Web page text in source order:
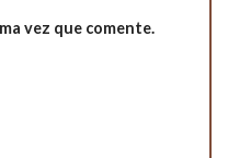
vez que comente.